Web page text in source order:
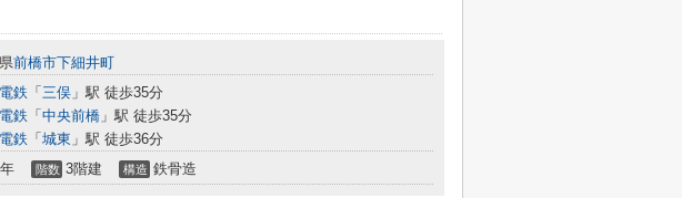
前橋市下細井町
鉄 「 三俣 」駅 徒歩35分
鉄 「 中央前橋 」駅 徒歩35分
鉄 「 城東 」駅 徒歩36分
階数 3階建 構造 鉄骨造